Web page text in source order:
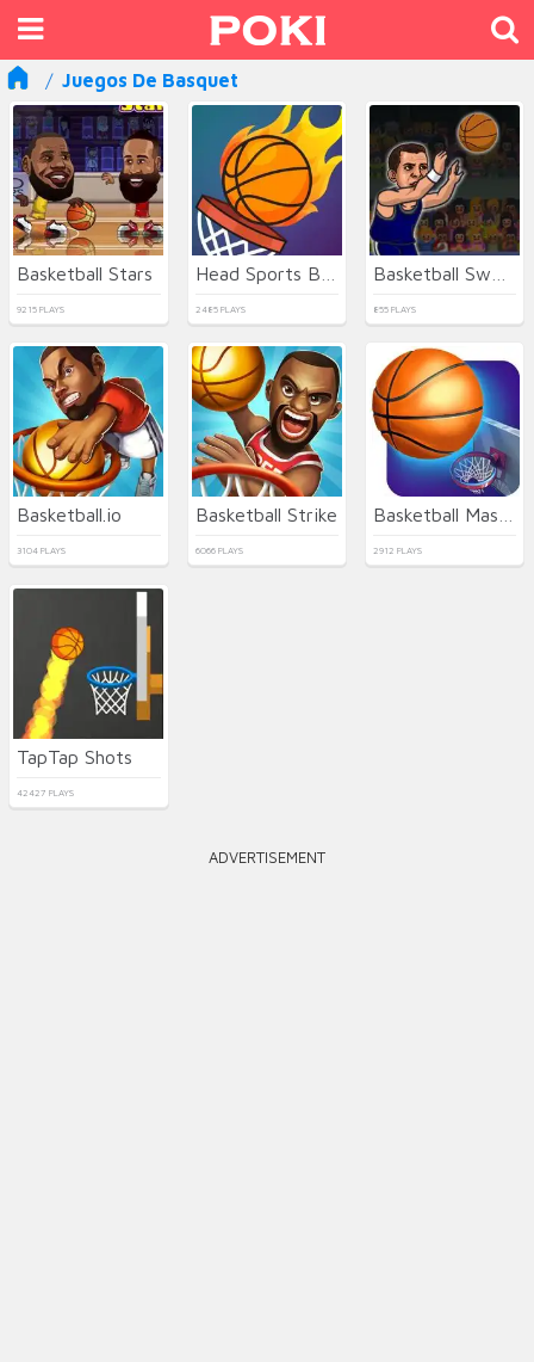
Juegos De Basquet
Basketball Stars
9215 PLAYS 2485 PLAYS 855 PLAYS
Basketball.io
3104 PLAYS
Basketball Strike
6066 PLAYS 2912 PLAYS
TapTap Shots
42427 PLAYS
ADVERTISEMENT